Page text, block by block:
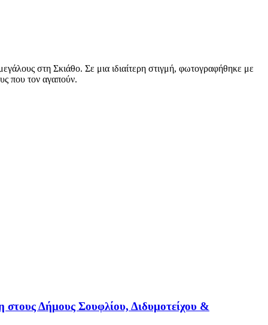
στη Σκιάθο. Σε μια ιδιαίτερη στιγμή, φωτογραφήθηκε με
που τον αγαπούν.
στους Δήμους Σουφλίου, Διδυμοτείχου &